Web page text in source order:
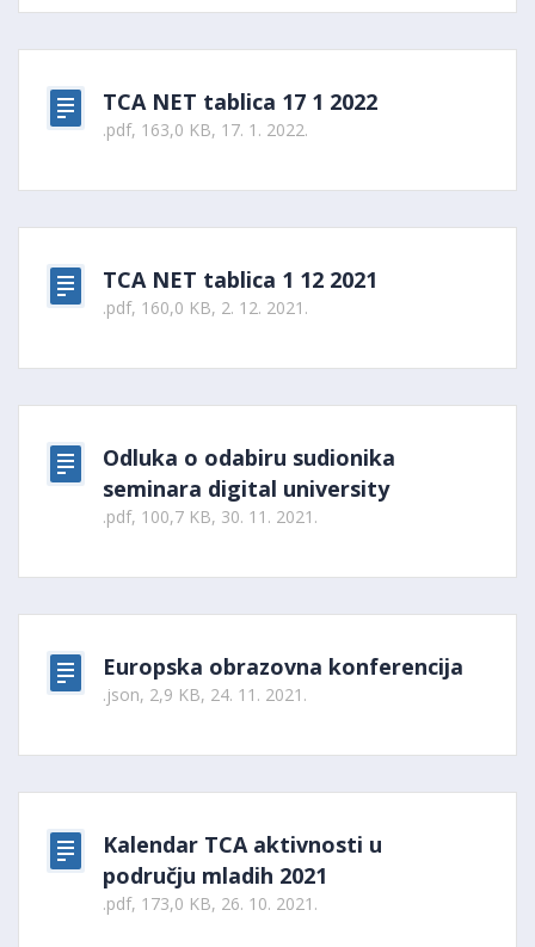
TCA NET tablica 17 1 2022
.pdf, 163,0 KB, 17. 1. 2022.
TCA NET tablica 1 12 2021
.pdf, 160,0 KB, 2. 12. 2021.
Odluka o odabiru sudionika
seminara digital university
.pdf, 100,7 KB, 30. 11. 2021.
Europska obrazovna konferencija
.json, 2,9 KB, 24. 11. 2021.
Kalendar TCA aktivnosti u
području mladih 2021
.pdf, 173,0 KB, 26. 10. 2021.